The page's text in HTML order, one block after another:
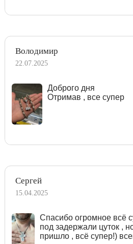
Володимир
22.07.2025
Доброго дня
Отримав , все супер
Сергей
15.04.2025
Спасибо огромное всё
под задержали цуток ,
пришло , всё супер!)